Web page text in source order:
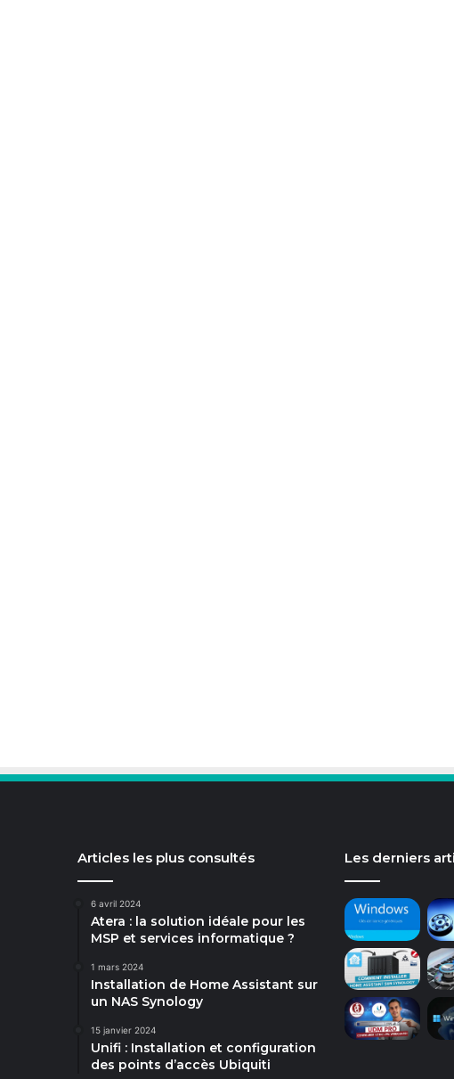
Articles les plus consultés
6 avril 2024
Atera : la solution idéale pour les
MSP et services informatique ?
1 mars 2024
Installation de Home Assistant sur
un NAS Synology
15 janvier 2024
Unifi : Installation et configuration
des points d’accès Ubiquiti
Les derniers